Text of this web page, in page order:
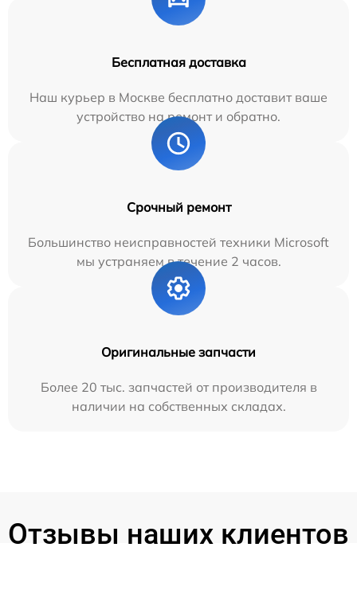
Бесплатная доставка
Наш курьер в Москве бесплатно доставит ваше
устройство на ремонт и обратно.
Срочный ремонт
Большинство неисправностей техники Microsoft
мы устраняем в течение 2 часов.
Оригинальные запчасти
Более 20 тыс. запчастей от производителя в
наличии на собственных складах.
Отзывы наших клиентов